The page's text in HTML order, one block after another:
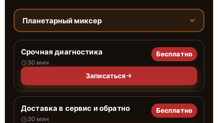
Планетарный миксер
Срочная диагностика
30 мин
Бесплатно
Записаться
Доставка в сервис и обратно
30 мин
Бесплатно